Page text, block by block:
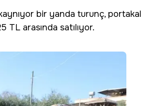
bir yanda turunç, portakal
TL arasında satılıyor.